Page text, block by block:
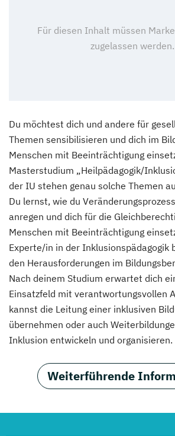
Du möchtest dich und andere für
Themen sensibilisieren und dich im
Menschen mit Beeinträchtigung
Masterstudium „Heilpädagogik/
der IU stehen genau solche Themen
Du lernst, wie du
anregen und dich für die
Menschen mit Beeinträchtigung
Experte/in in der Inklusionspädagogik
den Herausforderungen im
Nach deinem Studium erwartet dich
Einsatzfeld mit verantwortungsvollen
kannst die Leitung einer inklusiven
übernehmen oder auch
Inklusion entwickeln und organisieren.
Weiterführende